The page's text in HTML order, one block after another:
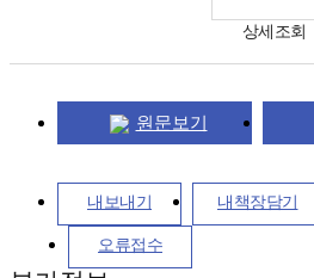
상세조회
원문보기
내보내기 내책장담기
오류접수